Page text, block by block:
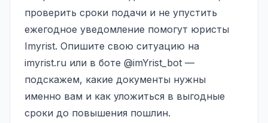
проверить сроки подачи и не упустить
ежегодное уведомление помогут юристы
Imyrist. Опишите свою ситуацию на
imyrist.ru или в боте @imYrist_bot —
подскажем, какие документы нужны
именно вам и как уложиться в выгодные
сроки до повышения пошлин.